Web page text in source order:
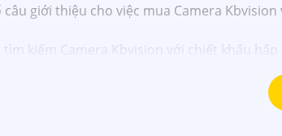
giới thiệu cho việc mua Camera
kiếm Camera Kbvision với chiết khấu
Kbvision với giá ưu đãi và giải pháp phù